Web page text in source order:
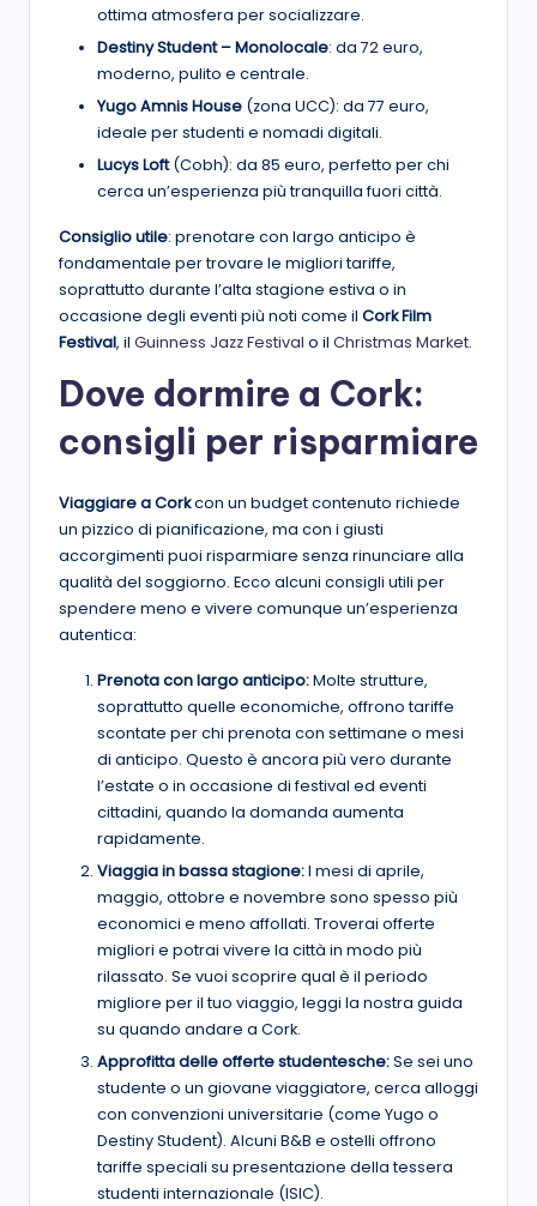
ottima atmosfera per socializzare.
Destiny Student – Monolocale: da 72 euro,
moderno, pulito e centrale.
Yugo Amnis House (zona UCC): da 77 euro,
ideale per studenti e nomadi digitali.
Lucys Loft(Cobh): da 85 euro, perfetto per chi
cerca un’esperienza più tranquilla fuori città.
Consiglio utile: prenotare con largo anticipo è
fondamentale per trovare le migliori tariffe,
soprattutto durante l’alta stagione estiva o in
occasione degli eventi più noti come il Cork Film
Festival, il Guinness Jazz Festival o il Christmas Market.
Dove dormire a Cork:
consigli per risparmiare
Viaggiare a Corkcon un budget contenuto richiede
un pizzico di pianificazione, ma con i giusti
accorgimenti puoi risparmiare senza rinunciare alla
qualità del soggiorno. Ecco alcuni consigli utili per
spendere meno e vivere comunque un’esperienza
autentica:
Prenota con largo anticipo:Molte strutture,
soprattutto quelle economiche, offrono tariffe
scontate per chi prenota con settimane o mesi
di anticipo. Questo è ancora più vero durante
l’estate o in occasione di festival ed eventi
cittadini, quando la domanda aumenta
rapidamente.
Viaggia in bassa stagione:I mesi di aprile,
maggio, ottobre e novembre sono spesso più
economici e meno affollati. Troverai offerte
migliori e potrai vivere la città in modo più
rilassato. Se vuoi scoprire qual è il periodo
migliore per il tuo viaggio, leggi la nostra guida
su quando andare a Cork.
Approfitta delle offerte studentesche:Se sei uno
studente o un giovane viaggiatore, cerca alloggi
con convenzioni universitarie (come Yugo o
Destiny Student). Alcuni B&B e ostelli offrono
tariffe speciali su presentazione della tessera
studenti internazionale (ISIC).